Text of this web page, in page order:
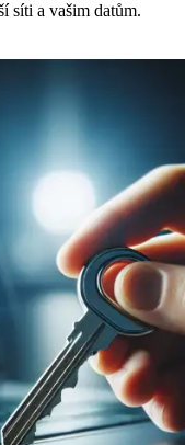
síti a vašim datům.